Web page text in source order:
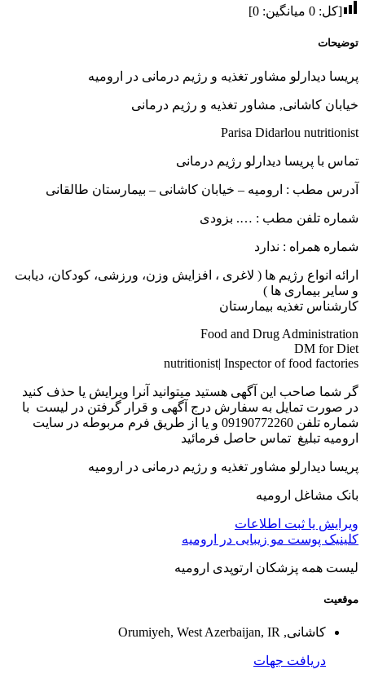
[کل:0 میانگین:0
]
توضیحات
پریسا دیدارلو مشاور تغذیه و رژیم درمانی در ارومیه
خیابان کاشانی, مشاور تغذیه و رژیم درمانی
Parisa Didarlou nutritionist
تماس با پریسا دیدارلو رژیم درمانی
آدرس مطب : ارومیه – خیابان کاشانی – بیمارستان طالقانی
شماره تلفن مطب : …. بزودی
شماره همراه : ندارد
ارائه انواع رژیم ها ( لاغری ، افزایش وزن، ورزشی، کودکان، دیابت
و سایر بیماری ها )
کارشناس تغذیه بیمارستان
Food and Drug Administration
DM for Diet
nutritionist| Inspector of food factories
گر شما صاحب این آگهی هستید میتوانید آنرا ویرایش یا حذف کنید
در صورت تمایل به سفارش درج آگهی و قرار گرفتن در لیست با
شماره تلفن 09190772260 و یا از طریق فرم مربوطه در سایت
ارومیه تبلیغ تماس حاصل فرمائید
پریسا دیدارلو مشاور تغذیه و رژیم درمانی در ارومیه
بانک مشاغل ارومیه
ویرایش یا ثبت اطلاعات
کلینیک پوست مو زیبایی در ارومیه
لیست همه پزشکان ارتوپدی ارومیه
موقعیت
کاشانی, Orumiyeh, West Azerbaijan, IR
دریافت جهات